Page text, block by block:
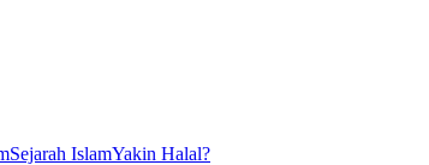
Sejarah IslamYakin Halal?